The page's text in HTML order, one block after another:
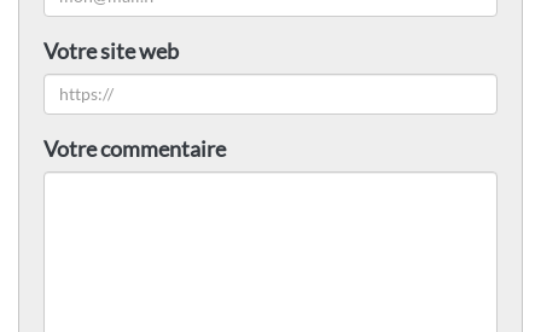
Votre site web
Votre commentaire